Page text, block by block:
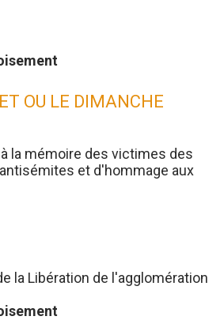
OU LE DIMANCHE
la mémoire des victimes des
et d'hommage aux
la Libération de l'agglomération